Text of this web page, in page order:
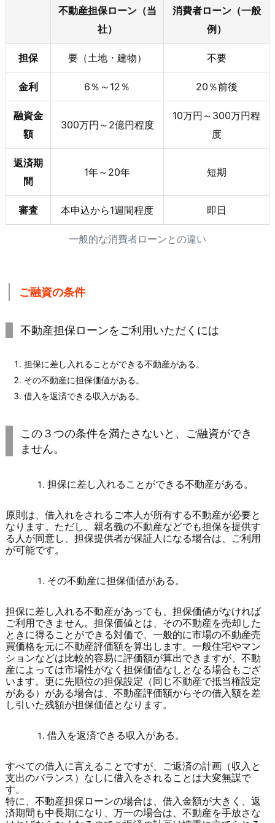
一般的な消費者ローンとの違い
不動産担保ローン（当
社）
消費者ローン（一般
例）
担保 要（土地・建物） 不要
金利 6％～12％ 20％前後
融資金
額
300万円～2億円程度
10万円～300万円程
度
返済期
間
1年～20年 短期
審査 本申込から1週間程度 即日
ご融資の条件
不動産担保ローンをご利用いただくには
担保に差し入れることができる不動産がある。
その不動産に担保価値がある。
借入を返済できる収入がある。
この３つの条件を満たさないと、ご融資ができ
ません。
担保に差し入れることができる不動産がある。
原則は、借入れをされるご本人が所有する不動産が必要と
なります。ただし、親名義の不動産などでも担保を提供す
る人が同意し、担保提供者が保証人になる場合は、ご利用
が可能です。
その不動産に担保価値がある。
担保に差し入れる不動産があっても、担保価値がなければ
ご利用できません。担保価値とは、その不動産を売却した
ときに得ることができる対価で、一般的に市場の不動産売
買価格を元に不動産評価額を算出します。一般住宅やマン
ションなどは比較的容易に評価額が算出できますが、不動
産によっては市場性がなく担保価値なしとなる場合もござ
います。更に先順位の担保設定（同じ不動産で抵当権設定
がある）がある場合は、不動産評価額からその借入額を差
し引いた残額が担保価値となります。
借入を返済できる収入がある。
すべての借入に言えることですが、ご返済の計画（収入と
支出のバランス）なしに借入をされることは大変無謀で
す。
特に、不動産担保ローンの場合は、借入金額が大きく、返
済期間も中長期になり、万一の場合は、不動産を手放さな